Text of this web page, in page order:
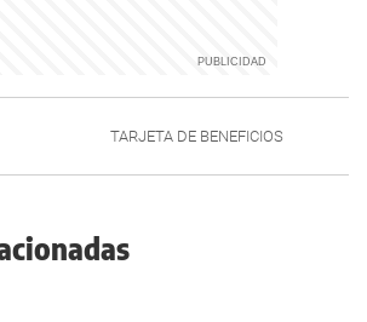
TARJETA DE BENEFICIOS